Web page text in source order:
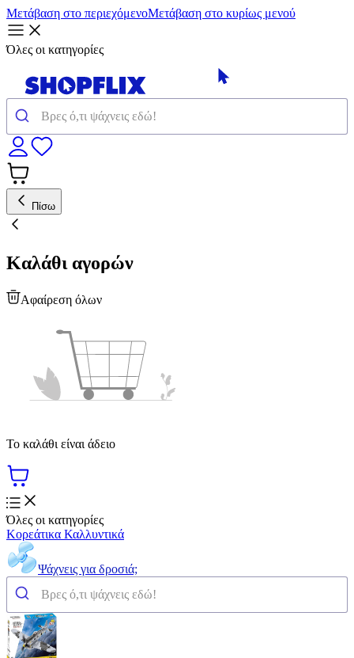
Μετάβαση στο περιεχόμενοΜετάβαση στο κυρίως μενού
Όλες οι κατηγορίες
Πίσω
Καλάθι αγορών
Αφαίρεση όλων
Το καλάθι είναι άδειο
Όλες οι κατηγορίες
Κορεάτικα Καλλυντικά
Ψάχνεις για δροσιά;